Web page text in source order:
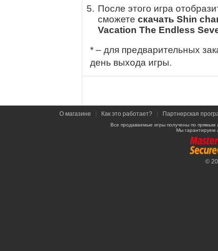
После этого игра
сможете скачать Shin
Vacation The Endless
* – для предварительных
день выхода игры.
О магазине Как это работает? Партнерская
Все продаваемые игры получены по
Мы гарантируем
©